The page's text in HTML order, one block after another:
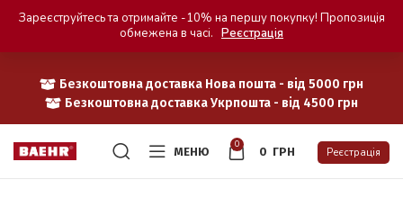
Безкоштовна доставка Нова пошта - від 5000 грн
Безкоштовна доставка Укрпошта - від 4500 грн
МЕНЮ
0
0 ГРН Реєстрація
Зареєструйтесь та отримайте -10% на першу покупку! Пропозиція
обмежена в часі. Реєстрація